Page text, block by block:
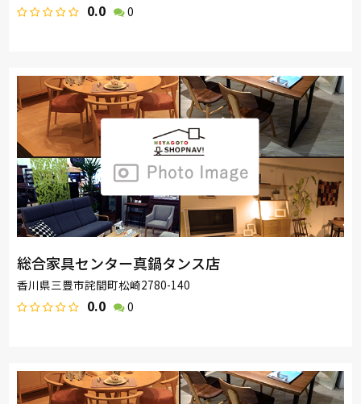
0.0 0
総合家具センター真鍋タンス店
香川県三豊市詫間町松崎2780-140
0.0 0